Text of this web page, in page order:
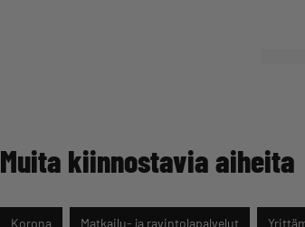
Muita kiinnostavia aiheita
Korona Matkailu- ja ravintolapalvelut